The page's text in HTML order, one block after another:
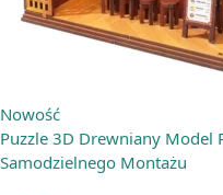
Nowość
Puzzle 3D Drewniany Model
Samodzielnego Montażu